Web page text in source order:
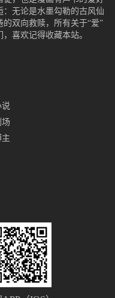
无论是水墨勾勒的古风仙
双向救赎，所有关于“爱”
喜欢记得收藏本站。
说
主